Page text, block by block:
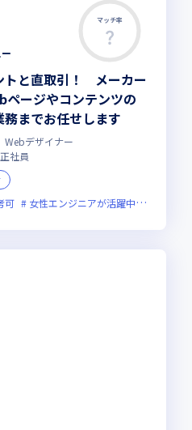
マッチ率
トと直取引！ メーカー
ージやコンテンツの
までお任せします
Webデザイナー
正社員
可 女性エンジニアが活躍中